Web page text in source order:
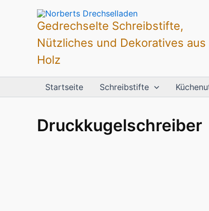
Gedrechselte Schreibstifte,
Nützliches und Dekoratives aus
Holz
Startseite Schreibstifte
Druckkugelschreiber